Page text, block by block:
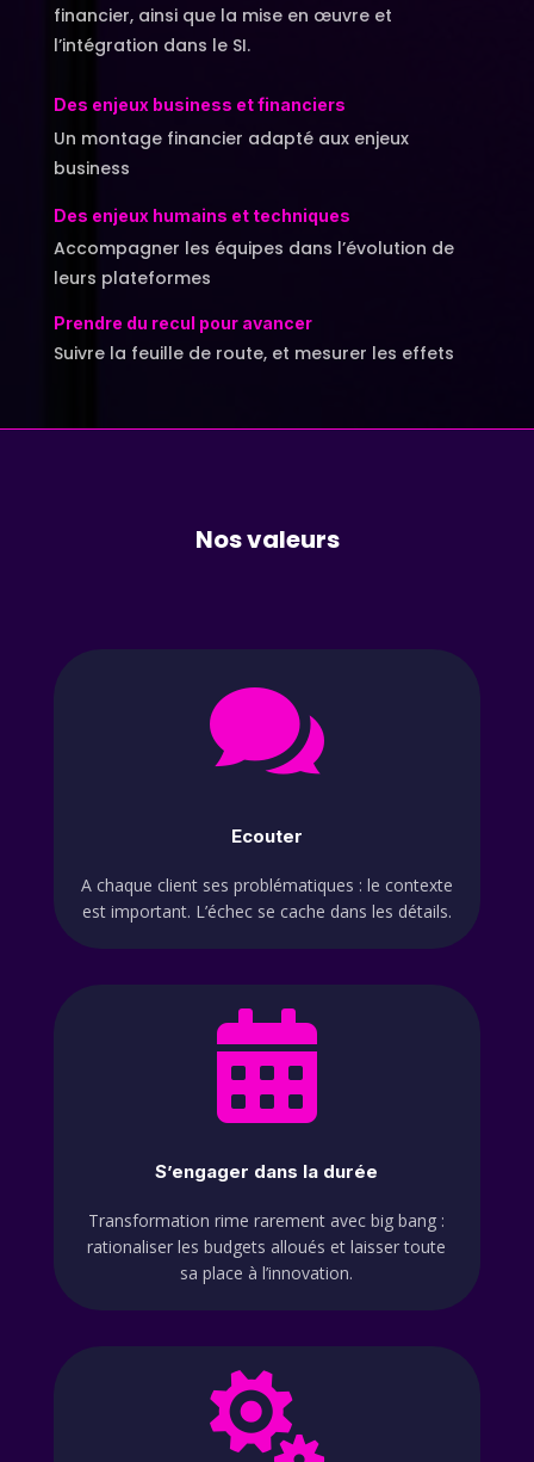
financier, ainsi que la mise en œuvre et
l’intégration dans le SI.
Des enjeux business et financiers
Un montage financier adapté aux enjeux
business
Des enjeux humains et techniques
Accompagner les équipes dans l’évolution de
leurs plateformes
Prendre du recul pour avancer
Suivre la feuille de route, et mesurer les effets
Nos valeurs

Ecouter
A chaque client ses problématiques : le contexte
est important. L’échec se cache dans les détails.

S’engager dans la durée
Transformation rime rarement avec big bang :
rationaliser les budgets alloués et laisser toute
sa place à l’innovation.
